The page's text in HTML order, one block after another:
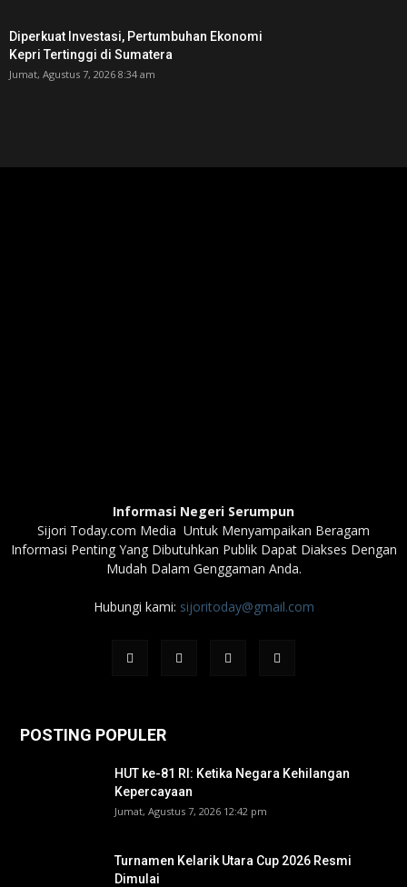
Diperkuat Investasi, Pertumbuhan Ekonomi
Kepri Tertinggi di Sumatera
Jumat, Agustus 7, 2026 8:34 am
Informasi Negeri Serumpun
Sijori Today.com Media Untuk Menyampaikan Beragam
Informasi Penting Yang Dibutuhkan Publik Dapat Diakses Dengan
Mudah Dalam Genggaman Anda.
Hubungi kami: sijoritoday@gmail.com
POSTING POPULER
HUT ke-81 RI: Ketika Negara Kehilangan
Kepercayaan
Jumat, Agustus 7, 2026 12:42 pm
Turnamen Kelarik Utara Cup 2026 Resmi
Dimulai